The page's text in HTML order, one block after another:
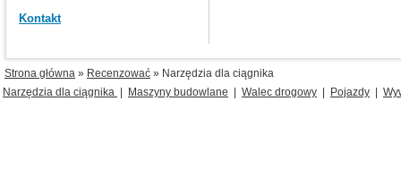
Kontakt
Strona główna » Recenzować » Narzędzia dla ciągnika
Narzędzia dla ciągnika
Maszyny budowlane Walec drogowy Pojazdy